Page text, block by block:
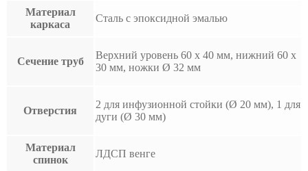
Материал
каркаса
Сталь с эпоксидной эмалью
Сечение труб
Верхний уровень 60 x 40 мм, нижний 60 x
30 мм, ножки Ø 32 мм
Отверстия
2 для инфузионной стойки (Ø 20 мм), 1 для
дуги (Ø 30 мм)
Материал
спинок
ЛДСП венге